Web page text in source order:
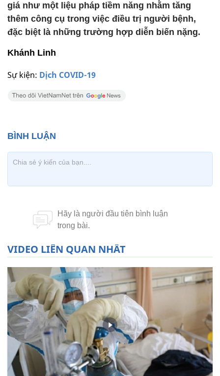
Sự kiện: Dịch COVID-19
giá như một liệu pháp tiềm năng nhằm tăng
thêm công cụ trong việc điều trị người bệnh,
đặc biệt là những trường hợp diễn biến nặng.
Khánh Linh
VIDEO LIÊN QUAN NHẤT